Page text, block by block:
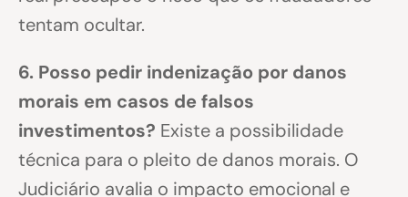
tentam ocultar.
6. Posso pedir indenização por danos
morais em casos de falsos
investimentos? Existe a possibilidade
técnica para o pleito de danos morais. O
Judiciário avalia o impacto emocional e